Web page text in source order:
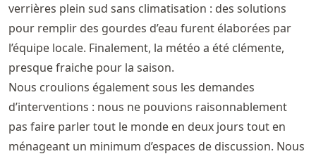
verrières plein sud sans climatisation : des solutions
pour remplir des gourdes d’eau furent élaborées par
l’équipe locale. Finalement, la météo a été clémente,
presque fraiche pour la saison.
Nous croulions également sous les demandes
d’interventions : nous ne pouvions raisonnablement
pas faire parler tout le monde en deux jours tout en
ménageant un minimum d’espaces de discussion. Nous